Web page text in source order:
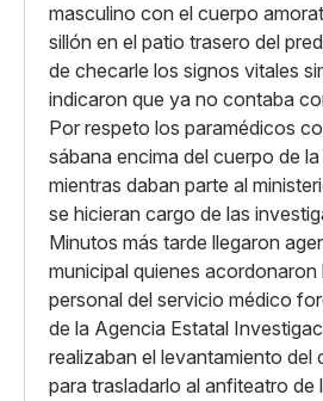
masculino con el cuerpo
sillón en el patio trasero del
de checarle los signos vitales
indicaron que ya no contaba
Por respeto los paramédicos
sábana encima del cuerpo de
mientras daban parte al
se hicieran cargo de las
Minutos más tarde llegaron
municipal quienes acordonaron
personal del servicio médico
de la Agencia Estatal
realizaban el levantamiento del
para trasladarlo al anfiteatro de